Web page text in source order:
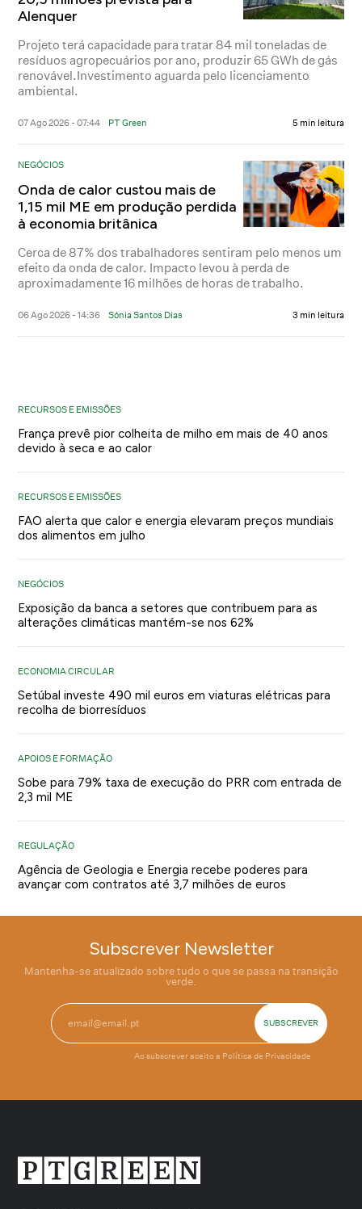
Alenquer
Projeto terá capacidade para tratar 84 mil toneladas de
resíduos agropecuários por ano, produzir 65 GWh de gás
renovável.Investimento aguarda pelo licenciamento
ambiental.
07 Ago 2026 - 07:44 PT Green 5 min leitura
NEGÓCIOS
Onda de calor custou mais de
1,15 mil ME em produção perdida
à economia britânica
Cerca de 87% dos trabalhadores sentiram pelo menos um
efeito da onda de calor. Impacto levou à perda de
aproximadamente 16 milhões de horas de trabalho.
06 Ago 2026 - 14:36 Sónia Santos Dias 3 min leitura
RECURSOS E EMISSÕES
França prevê pior colheita de milho em mais de 40 anos
devido à seca e ao calor
RECURSOS E EMISSÕES
FAO alerta que calor e energia elevaram preços mundiais
dos alimentos em julho
NEGÓCIOS
Exposição da banca a setores que contribuem para as
alterações climáticas mantém-se nos 62%
ECONOMIA CIRCULAR
Setúbal investe 490 mil euros em viaturas elétricas para
recolha de biorresíduos
APOIOS E FORMAÇÃO
Sobe para 79% taxa de execução do PRR com entrada de
2,3 mil ME
REGULAÇÃO
Agência de Geologia e Energia recebe poderes para
avançar com contratos até 3,7 milhões de euros
Subscrever Newsletter
Mantenha-se atualizado sobre tudo o que se passa na transição
verde.
Ao subscrever aceito a Política de Privacidade